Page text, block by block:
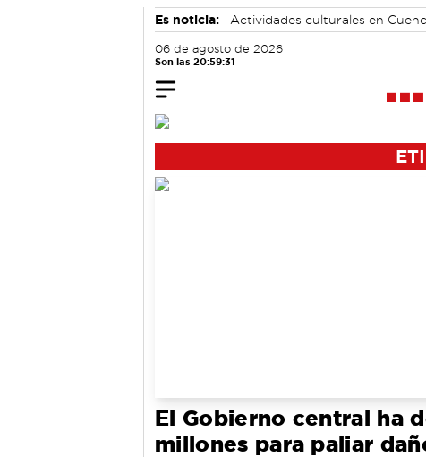
Es noticia: Actividades culturales en
06 de agosto de 2026
Son las 20:59:32
El Gobierno central ha
millones para paliar